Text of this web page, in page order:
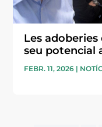
Les adoberies
seu potencial
FEBR. 11, 2026 |